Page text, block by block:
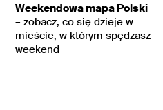
Weekendowa mapa Polski
– zobacz, co się dzieje w
mieście, w którym spędzasz
weekend